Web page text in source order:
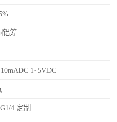
铝筹
1~5VDC
4 定制